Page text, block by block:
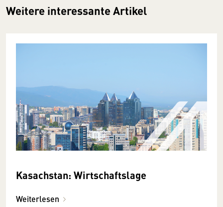
Weitere interessante Artikel
Kasachstan: Wirtschaftslage
Weiterlesen